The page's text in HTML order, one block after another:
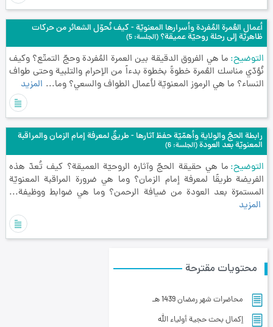
أعمال العُمرة المُفردة وأسرارها المعنويّة - كيف نُحوّل الشعائر من حركات
ظاهريّة إلى رحلة روحيّة عميقة؟ (الجلسة: 5)
التوضيح ما هي الفروق الدقيقة بين العمرة المُفردة وحجّ التمتّع؟ وكيف
نُؤدّي مناسك العُمرة خطوةً بخطوة بدءاً من الإحرام والتلبية وحتى طواف
النساء؟ ما هي الرموز المعنويّة لأعمال الطواف والسعي؟ وما... المزيد
رابطة الحجّ والولاية وأهمّيّة حفظ آثارها - طريقٌ لمعرفة إمام الزمان والمراقبة
المعنويّة بعد العودة(الجلسة: 6)
التوضيح ما هي حقيقة الحجّ وآثاره الروحيّة العميقة؟ كيف تُعدّ هذه
الفريضة طريقًا لمعرفة إمام الزمان؟ وما هي ضرورة المراقبة المعنويّة
المستمرّة بعد العودة من ضيافة الرحمن؟ وما هي ضوابط ووظيفة...
المزيد
محتويات مقترحة
محاضرات شهر رمضان 1439 هـ
إكمال بحث حجية أولياء الله